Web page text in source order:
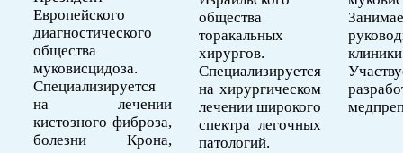
Европейского
диагностического
общества
муковисцидоза.
Специализируется
на лечении
кистозного фиброза,
болезни Крона,
общества
торакальных
хирургов.
Специализируется
на хирургическом
лечении широкого
спектра легочных
патологий.